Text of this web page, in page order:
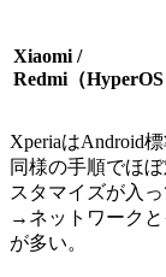
Xiaomi /
Redmi（HyperOS
XperiaはAndroid
同様の手順でほ
スタマイズが入
→ネットワーク
が多い。